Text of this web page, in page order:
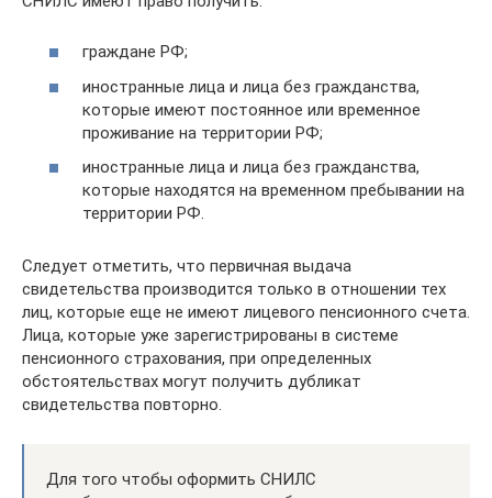
граждане РФ;
иностранные лица и лица без гражданства,
которые имеют постоянное или временное
проживание на территории РФ;
иностранные лица и лица без гражданства,
которые находятся на временном пребывании на
территории РФ.
Следует отметить, что первичная выдача
свидетельства производится только в отношении тех
лиц, которые еще не имеют лицевого пенсионного счета.
Лица, которые уже зарегистрированы в системе
пенсионного страхования, при определенных
обстоятельствах могут получить дубликат
свидетельства повторно.
Для того чтобы оформить СНИЛС